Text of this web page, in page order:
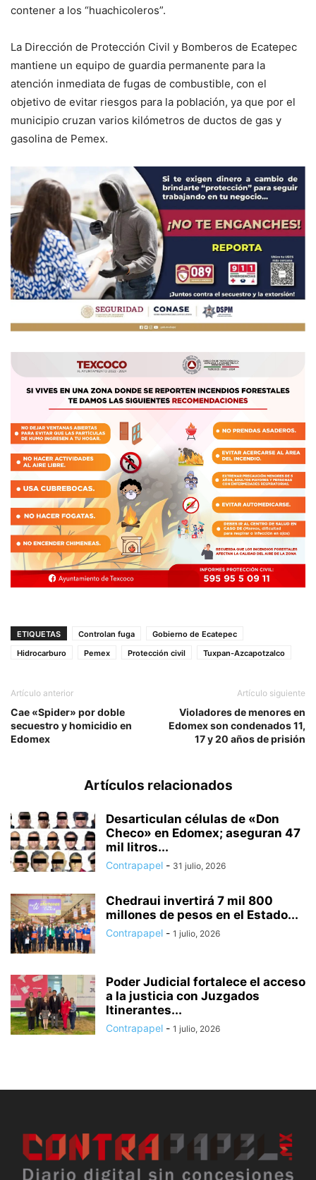
contener a los “huachicoleros”.
La Dirección de Protección Civil y Bomberos de Ecatepec
mantiene un equipo de guardia permanente para la
atención inmediata de fugas de combustible, con el
objetivo de evitar riesgos para la población, ya que por el
municipio cruzan varios kilómetros de ductos de gas y
gasolina de Pemex.
ETIQUETAS Controlan fuga
Gobierno de Ecatepec
Hidrocarburo
Pemex Protección civil Tuxpan-Azcapotzalco
Artículo anterior
Cae «Spider» por doble
secuestro y homicidio en
Edomex
Artículo siguiente
Violadores de menores en
Edomex son condenados 11,
17 y 20 años de prisión
Artículos relacionados
Desarticulan células de «Don
Checo» en Edomex; aseguran 47
mil litros...
Contrapapel - 31 julio, 2026
Chedraui invertirá 7 mil 800
millones de pesos en el Estado...
Contrapapel - 1 julio, 2026
Poder Judicial fortalece el acceso
a la justicia con Juzgados
Itinerantes...
Contrapapel - 1 julio, 2026